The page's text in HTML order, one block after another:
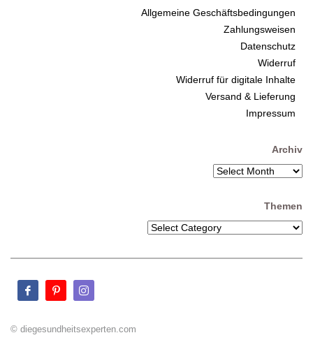
Allgemeine Geschäftsbedingungen
Zahlungsweisen
Datenschutz
Widerruf
Widerruf für digitale Inhalte
Versand & Lieferung
Impressum
Archiv
Themen
© diegesundheitsexperten.com